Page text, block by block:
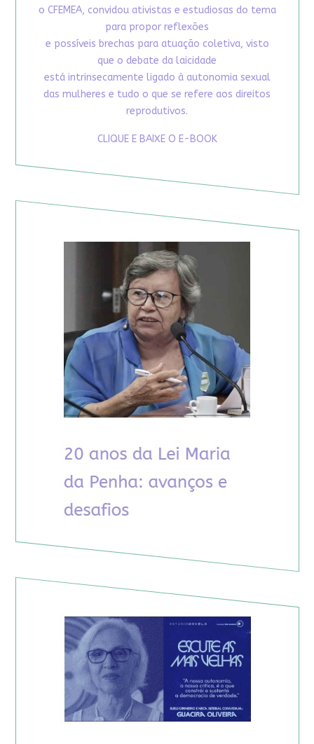
o CFEMEA, convidou ativistas e estudiosas do tema
para propor reflexões
e possíveis brechas para atuação coletiva, visto
que o debate da laicidade
está intrinsecamente ligado à autonomia sexual
das mulheres e tudo o que se refere aos direitos
reprodutivos.
CLIQUE E BAIXE O E-BOOK